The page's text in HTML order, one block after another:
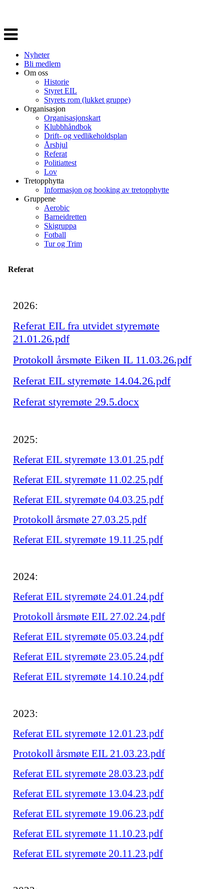
Veksle
navigasjon
Nyheter
Bli medlem
Om oss
Historie
Styret EIL
Styrets rom (lukket gruppe)
Organisasjon
Organisasjonskart
Klubbhåndbok
Drift- og vedlikeholdsplan
Årshjul
Referat
Politiattest
Lov
Tretopphytta
Informasjon og booking av tretopphytte
Gruppene
Aerobic
Barneidretten
Skigruppa
Fotball
Tur og Trim
Referat
2026:
Referat EIL fra utvidet styremøte
21.01.26.pdf
Protokoll årsmøte Eiken IL 11.03.26.pdf
Referat EIL styremøte 14.04.26.pdf
Referat styremøte 29.5.docx
2025:
Referat EIL styremøte 13.01.25.pdf
Referat EIL styremøte 11.02.25.pdf
Referat EIL styremøte 04.03.25.pdf
Protokoll årsmøte 27.03.25.pdf
Referat EIL styremøte 19.11.25.pdf
2024:
Referat EIL styremøte 24.01.24.pdf
Protokoll årsmøte EIL 27.02.24.pdf
Referat EIL styremøte 05.03.24.pdf
Referat EIL styremøte 23.05.24.pdf
Referat EIL styremøte 14.10.24.pdf
2023:
Referat EIL styremøte 12.01.23.pdf
Protokoll årsmøte EIL 21.03.23.pdf
Referat EIL styremøte 28.03.23.pdf
Referat EIL styremøte 13.04.23.pdf
Referat EIL styremøte 19.06.23.pdf
Referat EIL styremøte 11.10.23.pdf
Referat EIL styremøte 20.11.23.pdf